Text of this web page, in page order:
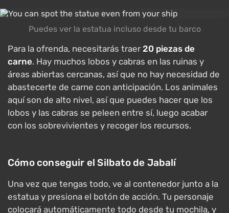
Puedes ver la estatua incluso desde tu barco
Para la ofrenda, necesitarás traer20 piezas de
carne. Hay muchos lobos y cabras en las ruinas y
áreas abiertas cercanas, así que no hay necesidad de
abastecerte de carne con anticipación. Los animales
aquí son de alto nivel, así que puedes hacer que los
lobos y las cabras se peleen entre sí, luego acabar
con los sobrevivientes y recoger los recursos.
Cómo conseguir el Silbato de Jabalí
Una vez que tengas todo, ve al contenedor junto a la
estatua y presiona el botón de acción. Tu personaje
colocará automáticamente todo desde tu mochila, y